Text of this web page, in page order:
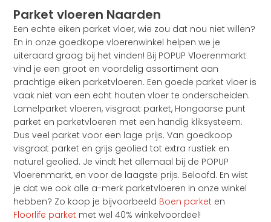
Parket vloeren Naarden
Een echte eiken parket vloer, wie zou dat nou niet willen?
En in onze goedkope vloerenwinkel helpen we je
uiteraard graag bij het vinden! Bij POPUP Vloerenmarkt
vind je een groot en voordelig assortiment aan
prachtige eiken parketvloeren. Een goede parket vloer is
vaak niet van een echt houten vloer te onderscheiden.
Lamelparket vloeren, visgraat parket, Hongaarse punt
parket en parketvloeren met een handig kliksysteem.
Dus veel parket voor een lage prijs. Van goedkoop
visgraat parket en grijs geolied tot extra rustiek en
naturel geolied. Je vindt het allemaal bij de POPUP
Vloerenmarkt, en voor de laagste prijs. Beloofd. En wist
je dat we ook alle a-merk parketvloeren in onze winkel
hebben? Zo koop je bijvoorbeeld Boen parket en
Floorlife parket met wel 40% winkelvoordeel!